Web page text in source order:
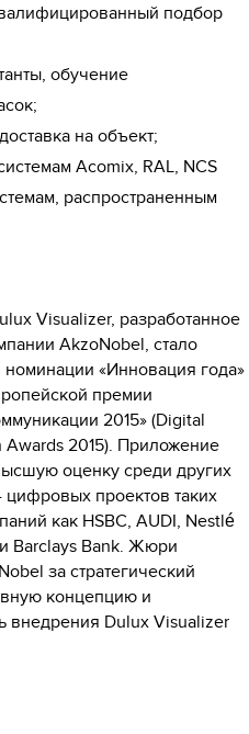
подбор
обучение
на объект;
Acomix, RAL, NCS
распространенным
Visualizer, разработанное
AkzoNobel, стало
«Инновация года»
премии
2015» (Digital
2015). Приложение
оценку среди других
цифровых проектов таких
как HSBC, AUDI, Nestlé
Barclays Bank. Жюри
за стратегический
концепцию и
внедрения Dulux Visualizer